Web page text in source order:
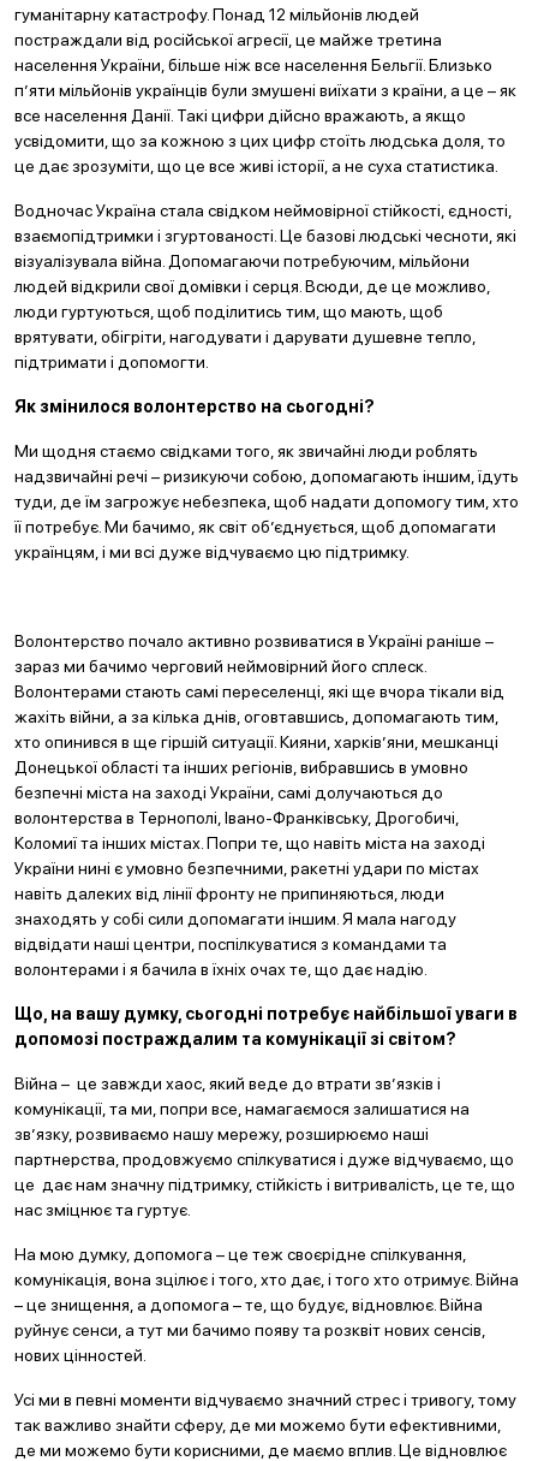
гуманітарну катастрофу. Понад 12 мільйонів людей
постраждали від російської агресії, це майже третина
населення України, більше ніж все населення Бельгії. Близько
п’яти мільйонів українців були змушені виїхати з країни, а це – як
все населення Данії. Такі цифри дійсно вражають, а якщо
усвідомити, що за кожною з цих цифр стоїть людська доля, то
це дає зрозуміти, що це все живі історії, а не суха статистика.
Водночас Україна стала свідком неймовірної стійкості, єдності,
взаємопідтримки і згуртованості. Це базові людські чесноти, які
візуалізувала війна. Допомагаючи потребуючим, мільйони
людей відкрили свої домівки і серця. Всюди, де це можливо,
люди гуртуються, щоб поділитись тим, що мають, щоб
врятувати, обігріти, нагодувати і дарувати душевне тепло,
підтримати і допомогти.
Як змінилося волонтерство на сьогодні?
Ми щодня стаємо свідками того, як звичайні люди роблять
надзвичайні речі – ризикуючи собою, допомагають іншим, їдуть
туди, де їм загрожує небезпека, щоб надати допомогу тим, хто
її потребує. Ми бачимо, як світ об’єднується, щоб допомагати
українцям, і ми всі дуже відчуваємо цю підтримку.
Волонтерство почало активно розвиватися в Україні раніше –
зараз ми бачимо черговий неймовірний його сплеск.
Волонтерами стають самі переселенці, які ще вчора тікали від
жахіть війни, а за кілька днів, оговтавшись, допомагають тим,
хто опинився в ще гіршій ситуації. Кияни, харків’яни, мешканці
Донецької області та інших регіонів, вибравшись в умовно
безпечні міста на заході України, самі долучаються до
волонтерства в Тернополі, Івано-Франківську, Дрогобичі,
Коломиї та інших містах. Попри те, що навіть міста на заході
України нині є умовно безпечними, ракетні удари по містах
навіть далеких від лінії фронту не припиняються, люди
знаходять у собі сили допомагати іншим. Я мала нагоду
відвідати наші центри, поспілкуватися з командами та
волонтерами і я бачила в їхніх очах те, що дає надію.
Що, на вашу думку, сьогодні потребує найбільшої уваги в
допомозі постраждалим та комунікації зі світом?
Війна – це завжди хаос, який веде до втрати зв’язків і
комунікації, та ми, попри все, намагаємося залишатися на
зв’язку, розвиваємо нашу мережу, розширюємо наші
партнерства, продовжуємо спілкуватися і дуже відчуваємо, що
це дає нам значну підтримку, стійкість і витривалість, це те, що
нас зміцнює та гуртує.
На мою думку, допомога – це теж своєрідне спілкування,
комунікація, вона зцілює і того, хто дає, і того хто отримує. Війна
– це знищення, а допомога – те, що будує, відновлює. Війна
руйнує сенси, а тут ми бачимо появу та розквіт нових сенсів,
нових цінностей.
Усі ми в певні моменти відчуваємо значний стрес і тривогу, тому
так важливо знайти сферу, де ми можемо бути ефективними,
де ми можемо бути корисними, де маємо вплив. Це відновлює